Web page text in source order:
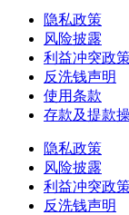
隐私政策
风险披露
利益冲突政
反洗钱声明
使用条款
存款及提款
隐私政策
风险披露
利益冲突政
反洗钱声明